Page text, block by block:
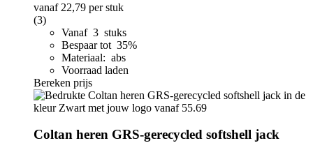
vanaf 22,79 per stuk
(3)
Vanaf 3 stuks
Bespaar tot 35%
Materiaal: abs
Voorraad laden
Bereken prijs
Coltan heren GRS-gerecycled softshell jack